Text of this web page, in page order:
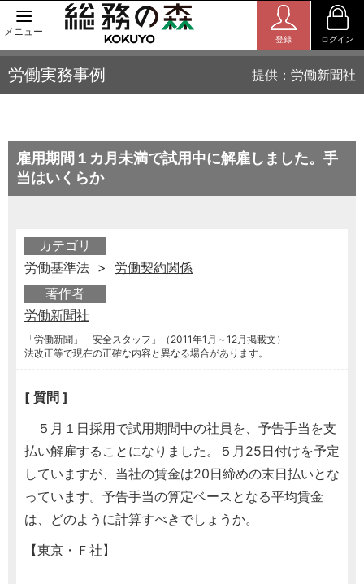
メニュー
登録 ログイン
労働実務事例 提供：労働新聞社
雇用期間１カ月未満で試用中に解雇しました。手
当はいくらか
カテゴリ
労働基準法 > 労働契約関係
著作者
労働新聞社
「労働新聞」「安全スタッフ」（2011年1月～12月掲載文）
法改正等で現在の正確な内容と異なる場合があります。
[ 質問 ]
５月１日採用で試用期間中の社員を、予告手当を支
払い解雇することになりました。５月25日付けを予定
していますが、当社の賃金は20日締めの末日払いとな
っています。予告手当の算定ベースとなる平均賃金
は、どのように計算すべきでしょうか。
【東京・Ｆ社】